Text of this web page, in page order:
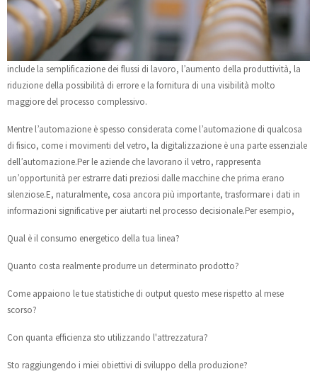
include la semplificazione dei flussi di lavoro, l’aumento della produttività, la
riduzione della possibilità di errore e la fornitura di una visibilità molto
maggiore del processo complessivo.
Mentre l’automazione è spesso considerata come l’automazione di qualcosa
di fisico, come i movimenti del vetro, la digitalizzazione è una parte essenziale
dell’automazione.Per le aziende che lavorano il vetro, rappresenta
un’opportunità per estrarre dati preziosi dalle macchine che prima erano
silenziose.E, naturalmente, cosa ancora più importante, trasformare i dati in
informazioni significative per aiutarti nel processo decisionale.Per esempio,
Qual è il consumo energetico della tua linea?
Quanto costa realmente produrre un determinato prodotto?
Come appaiono le tue statistiche di output questo mese rispetto al mese
scorso?
Con quanta efficienza sto utilizzando l'attrezzatura?
Sto raggiungendo i miei obiettivi di sviluppo della produzione?